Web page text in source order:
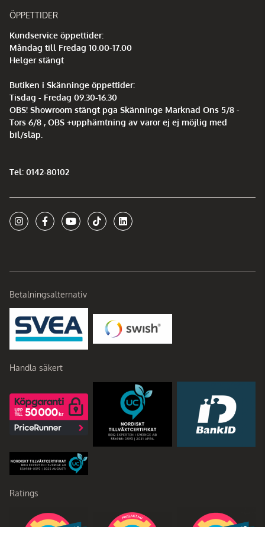
ÖPPETTIDER
Kundservice öppettider:
Måndag till Fredag 10.00-17.00
Helger stängt
Butiken i Skänninge öppettider:
Tisdag - Fredag 09.30-16.30
OBS! Showroom stängt pga Skänninge Marknad Ons 5/8 -
Tors 6/8 , OBS +upphämtning av varor ej ej möjlig med
bil/släp.
Tel: 0142-80102
Betalningsalternativ
Handla säkert
Ratings